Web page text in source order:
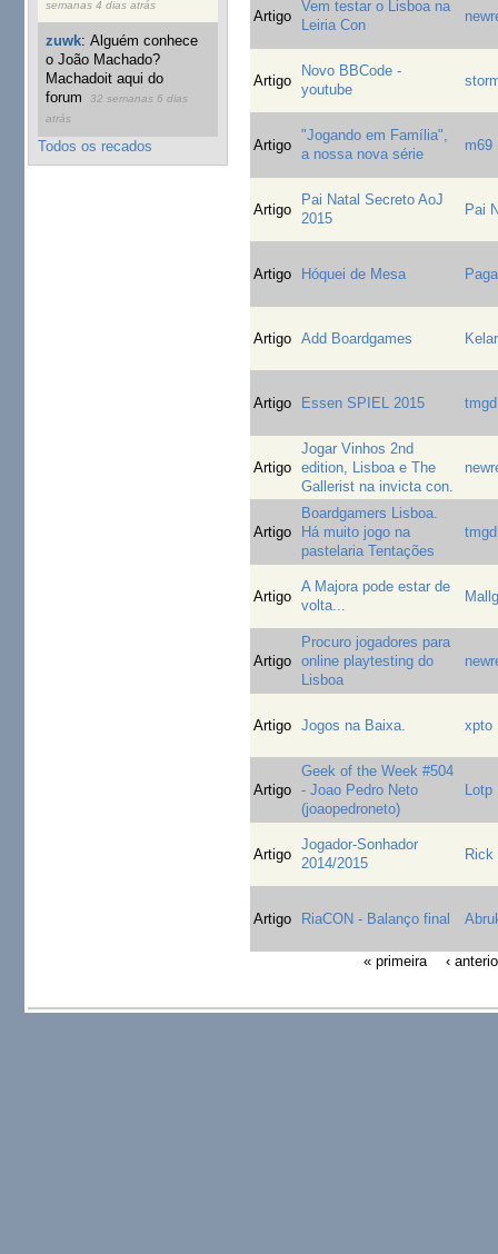
semanas 4 dias atrás
zuwk:Alguém conhece
o João Machado?
Machadoit aqui do
forum
32 semanas 6 dias
atrás
Todos os recados
Artigo
Vem testar o Lisboa na
Leiria Con
Artigo
Novo BBCode -
youtube
Artigo
"Jogando em Família",
a nossa nova série
m69
Artigo
Pai Natal Secreto AoJ
2015
Pai
Artigo Hóquei de Mesa
Artigo Add Boardgames
Artigo Essen SPIEL 2015 tmgd
Artigo
Jogar Vinhos 2nd
edition, Lisboa e The
Gallerist na invicta con.
Artigo
Boardgamers Lisboa.
Há muito jogo na
pastelaria Tentações
tmgd
Artigo
A Majora pode estar de
volta...
Artigo
Procuro jogadores para
online playtesting do
Lisboa
Artigo Jogos na Baixa. xpto
Artigo
Geek of the Week #504
- Joao Pedro Neto
(joaopedroneto)
Lotp
Artigo
Jogador-Sonhador
2014/2015
Rick
Artigo RiaCON - Balanço final
« primeira ‹